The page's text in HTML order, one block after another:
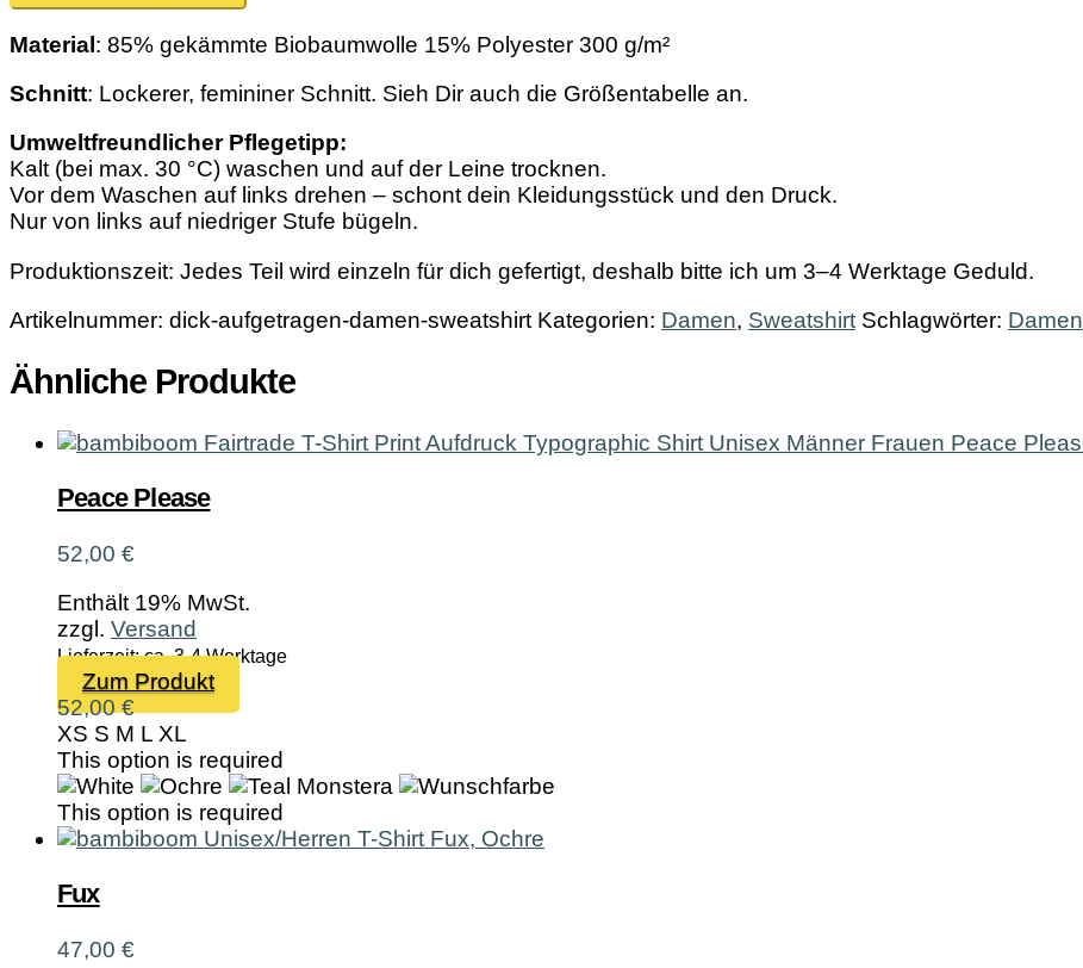
Material : 85% gekämmte Biobaumwolle 15% Polyester 300 g/m²
Schnitt: Lockerer, femininer Schnitt. Sieh Dir auch die Größentabelle an.
Umweltfreundlicher Pflegetipp:
Kalt (bei max. 30 °C) waschen und auf der Leine trocknen.
Vor dem Waschen auf links drehen – schont dein Kleidungsstück und den Druck.
Nur von links auf niedriger Stufe bügeln.
Produktionszeit: Jedes Teil wird einzeln für dich gefertigt, deshalb bitte ich um 3–4 Werktage Geduld.
Artikelnummer: dick-aufgetragen-damen-sweatshirt Kategorien: Damen, Sweatshirt Schlagwörter: Damen
Ähnliche Produkte
Peace Please
52,00 €
Enthält 19% MwSt.
zzgl. Versand
Lieferzeit: ca. 3-4 Werktage
Zum Produkt
Produkt
mehrere
Varianten
auf.
Die
52,00€
XS S M L XL
This option is required
This option is required
Fux
47,00 €